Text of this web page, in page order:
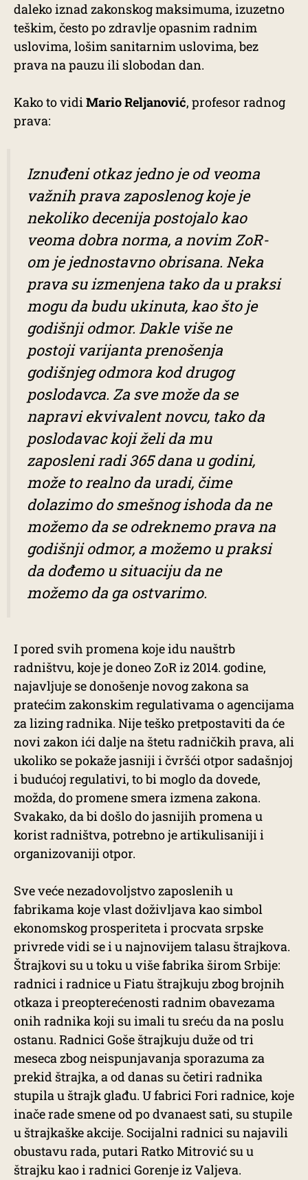
daleko iznad zakonskog maksimuma, izuzetno
teškim, često po zdravlje opasnim radnim
uslovima, lošim sanitarnim uslovima, bez
prava na pauzu ili slobodan dan.
Kako to vidiMario Reljanović, profesor radnog
prava:
Iznuđeni otkaz jedno je od veoma
važnih prava zaposlenog koje je
nekoliko decenija postojalo kao
veoma dobra norma, a novim ZoR-
om je jednostavno obrisana. Neka
prava su izmenjena tako da u praksi
mogu da budu ukinuta, kao što je
godišnji odmor. Dakle više ne
postoji varijanta prenošenja
godišnjeg odmora kod drugog
poslodavca. Za sve može da se
napravi ekvivalent novcu, tako da
poslodavac koji želi da mu
zaposleni radi 365 dana u godini,
može to realno da uradi, čime
dolazimo do smešnog ishoda da ne
možemo da se odreknemo prava na
godišnji odmor, a možemo u praksi
da dođemo u situaciju da ne
možemo da ga ostvarimo.
I pored svih promena koje idu nauštrb
radništvu, koje je doneo ZoR iz 2014. godine,
najavljuje se donošenje novog zakona sa
pratećim zakonskim regulativama o agencijama
za lizing radnika. Nije teško pretpostaviti da će
novi zakon ići dalje na štetu radničkih prava, ali
ukoliko se pokaže jasniji i čvršći otpor sadašnjoj
i budućoj regulativi, to bi moglo da dovede,
možda, do promene smera izmena zakona.
Svakako, da bi došlo do jasnijih promena u
korist radništva, potrebno je artikulisaniji i
organizovaniji otpor.
Sve veće nezadovoljstvo zaposlenih u
fabrikama koje vlast doživljava kao simbol
ekonomskog prosperiteta i procvata srpske
privrede vidi se i u najnovijem talasu štrajkova.
Štrajkovi su u toku u više fabrika širom Srbije:
radnici i radnice u Fiatu štrajkuju zbog brojnih
otkaza i preopterećenosti radnim obavezama
onih radnika koji su imali tu sreću da na poslu
ostanu. Radnici Goše štrajkuju duže od tri
meseca zbog neispunjavanja sporazuma za
prekid štrajka, a od danas su četiri radnika
stupila u štrajk glađu. U fabrici Fori radnice, koje
inače rade smene od po dvanaest sati, su stupile
u štrajkaške akcije. Socijalni radnici su najavili
obustavu rada, putari Ratko Mitrović su u
štrajku kao i radnici Gorenje iz Valjeva.